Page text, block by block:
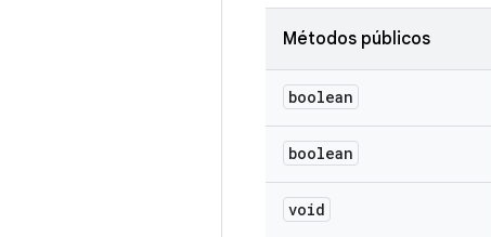
Métodos públicos
boolean
boolean
void